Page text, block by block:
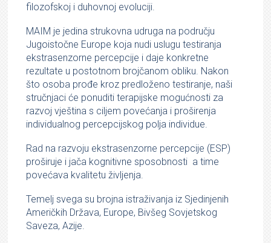
filozofskoj i duhovnoj evoluciji.
MAIM je jedina strukovna udruga na području
Jugoistočne Europe koja nudi uslugu testiranja
ekstrasenzorne percepcije i daje konkretne
rezultate u postotnom brojčanom obliku. Nakon
što osoba prođe kroz predloženo testiranje, naši
stručnjaci će ponuditi terapijske mogućnosti za
razvoj vještina s ciljem povećanja i proširenja
individualnog percepcijskog polja individue.
Rad na razvoju ekstrasenzorne percepcije (ESP)
proširuje i jača kognitivne sposobnosti a time
povećava kvalitetu življenja.
Temelj svega su brojna istraživanja iz Sjedinjenih
Američkih Država, Europe, Bivšeg Sovjetskog
Saveza, Azije.